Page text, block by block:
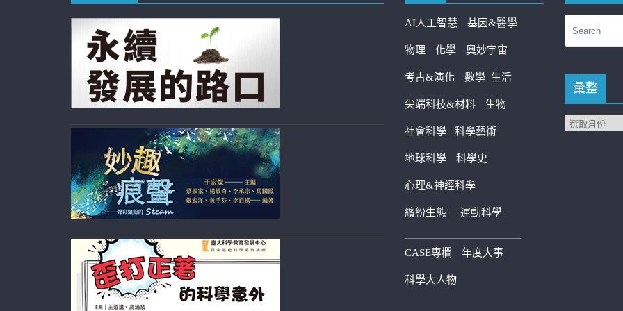
AI人工智慧 基因&醫學
物理 化學 奧妙宇宙
考古&演化 數學 生活
尖端科技&材料 生物
社會科學 科學藝術
地球科學 科學史
心理&神經科學
繽紛生態 運動科學
————————————
CASE專欄 年度大事
科學大人物
彙整